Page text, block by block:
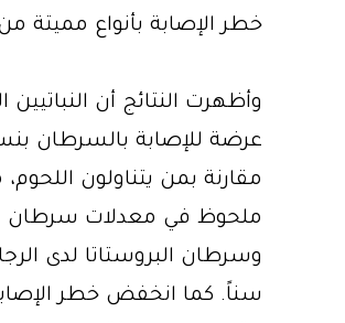
خطر الإصابة بأنواع مميتة
وأظهرت النتائج أن
مقارنة بمن يتناولون
ملحوظ في معدلات سرطان
وسرطان البروستاتا لدى
سناً. كما انخفض خطر